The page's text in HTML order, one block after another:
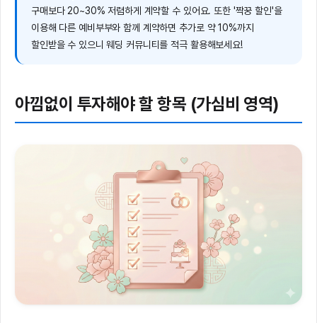
구매보다 20~30% 저렴하게 계약할 수 있어요. 또한 '짝꿍 할인'을
이용해 다른 예비부부와 함께 계약하면 추가로 약 10%까지
할인받을 수 있으니 웨딩 커뮤니티를 적극 활용해보세요!
아낌없이 투자해야 할 항목 (가심비 영역)